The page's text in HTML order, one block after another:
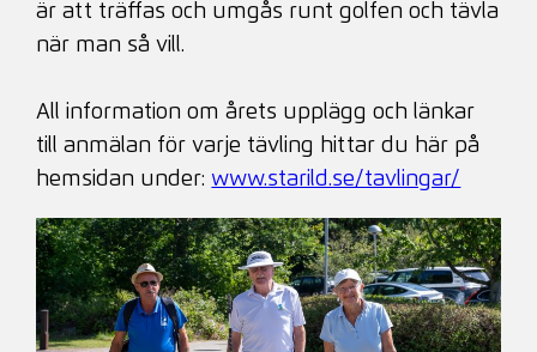
är att träffas och umgås runt golfen och tävla
när man så vill.
All information om årets upplägg och länkar
till anmälan för varje tävling hittar du här på
hemsidan under: www.starild.se/tavlingar/